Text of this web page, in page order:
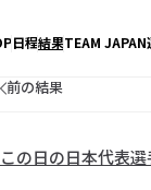
日程結果TEAM JAPAN
前の結果
この日の日本代表